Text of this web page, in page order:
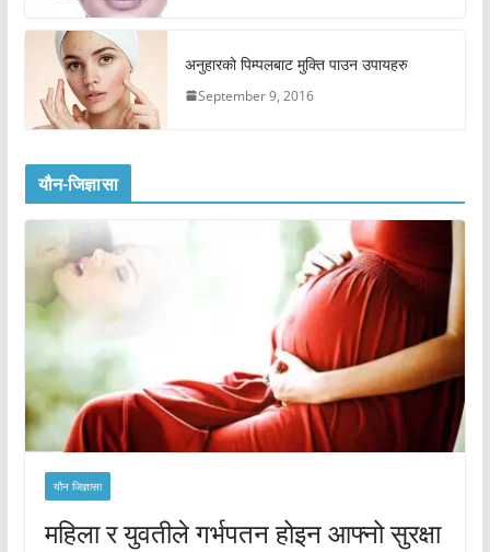
अनुहारको पिम्पलबाट मुक्ति पाउन उपायहरु
September 9, 2016
यौन-जिज्ञासा
यौन जिज्ञासा
महिला र युवतीले गर्भपतन होइन आफ्नो सुरक्षा